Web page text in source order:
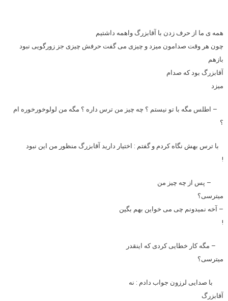
همه ی ما از حرف زدن با آقابزرگ واهمه داشتیم
چون هر وقت صدامون میزد و چیزی می گفت حرفش چیزی جز زورگویی نبود
بازهم
آقابزرگ بود که صدام
میزد
– اطلس مگه با تو نیستم ؟ چه چیز من ترس داره ؟ مگه من لولوخورخوره ام
؟
با ترس بهش نگاه کردم و گفتم : اختیار دارید آقابزرگ منظور من این نبود
!
– پس از چه چیز من
میترسی؟
– آخه نمیدونم چی می خواین بهم بگین
!
– مگه کار خطایی کردی که اینقدر
میترسی؟
با صدایی لرزون جواب دادم : نه
آقابزرگ